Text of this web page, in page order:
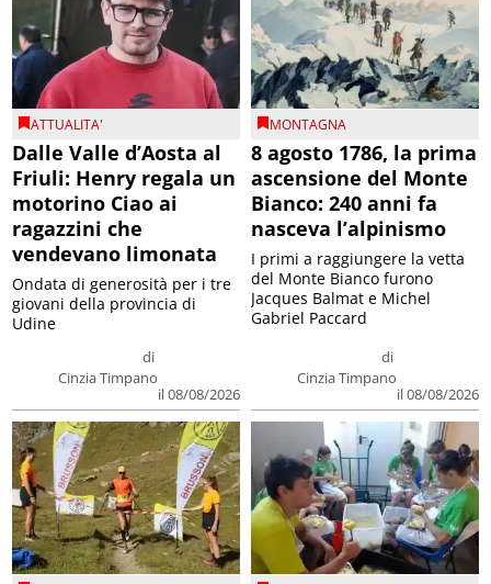
ATTUALITA'
Dalle Valle d’Aosta al
Friuli: Henry regala un
motorino Ciao ai
ragazzini che
vendevano limonata
di
Cinzia Timpano
il 08/08/2026
Ondata di generosità per i tre
giovani della provincia di
Udine
MONTAGNA
8 agosto 1786, la prima
ascensione del Monte
Bianco: 240 anni fa
nasceva l’alpinismo
di
Cinzia Timpano
il 08/08/2026
I primi a raggiungere la vetta
del Monte Bianco furono
Jacques Balmat e Michel
Gabriel Paccard